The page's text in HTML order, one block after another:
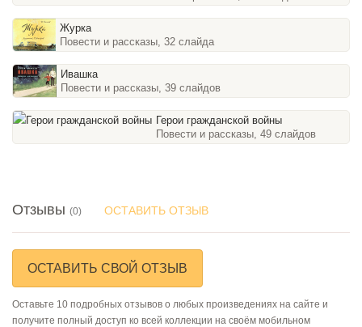
Журка
Повести и рассказы, 32 слайда
Ивашка
Повести и рассказы, 39 слайдов
Герои гражданской войны
Повести и рассказы, 49 слайдов
Отзывы (0) ОСТАВИТЬ ОТЗЫВ
ОСТАВИТЬ СВОЙ ОТЗЫВ
Оставьте 10 подробных отзывов о любых произведениях на сайте и
получите полный доступ ко всей коллекции на своём мобильном